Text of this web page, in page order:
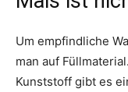
Um empfindliche
man auf
Kunststoff gibt es